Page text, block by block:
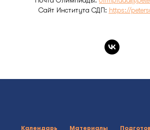
Сайт Института СДП: https://
Календарь Материалы